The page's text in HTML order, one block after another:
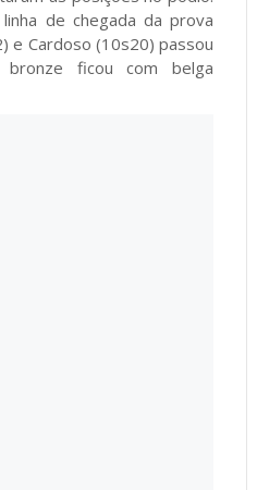
de chegada da prova
e Cardoso (10s20) passou
ficou com belga